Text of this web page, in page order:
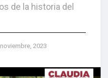
de la historia del
2023